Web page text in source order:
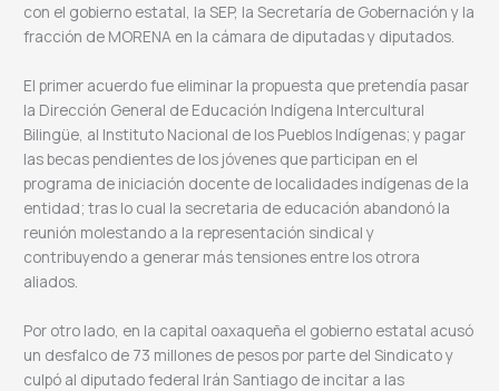
con el gobierno estatal, la SEP, la Secretaría de Gobernación y la
fracción de MORENA en la cámara de diputadas y diputados.
El primer acuerdo fue eliminar la propuesta que pretendía pasar
la Dirección General de Educación Indígena Intercultural
Bilingüe, al Instituto Nacional de los Pueblos Indígenas; y pagar
las becas pendientes de los jóvenes que participan en el
programa de iniciación docente de localidades indígenas de la
entidad; tras lo cual la secretaria de educación abandonó la
reunión molestando a la representación sindical y
contribuyendo a generar más tensiones entre los otrora
aliados.
Por otro lado, en la capital oaxaqueña el gobierno estatal acusó
un desfalco de 73 millones de pesos por parte del Sindicato y
culpó al diputado federal Irán Santiago de incitar a las